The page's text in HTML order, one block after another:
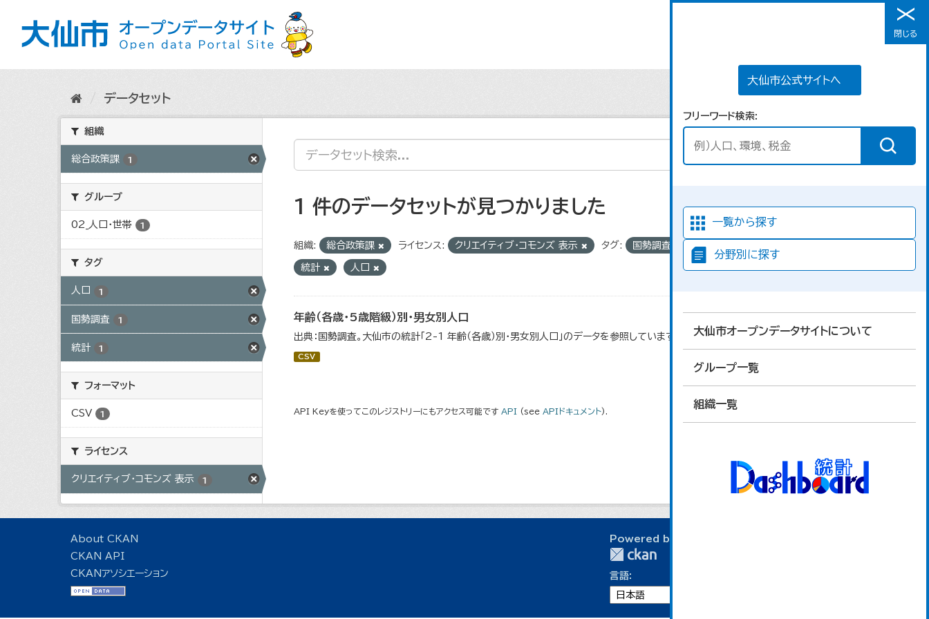
メニュー
大仙市公式サイトへ
フリーワード検索
一覧から探す
分野別に探す
大仙市オープンデータサイトについて
グループ一覧
組織一覧
閉じる
データセット
組織
総合政策課 1
グループ
02_人口・世帯 1
タグ
人口 1
国勢調査 1
統計 1
フォーマット
CSV 1
ライセンス
クリエイティブ・コモンズ 表示 1
1 件のデータセットが見つかりました
組織: 総合政策課 ライセンス: クリエイティブ・コモンズ 表示 タグ: 国勢調査
統計 人口
年齢（各歳・5歳階級）別・男女別人口
出典：国勢調査。大仙市の統計「2-1 年齢（各歳）別・男女別人口」のデータを参照しています。
CSV
API Keyを使ってこのレジストリーにもアクセス可能です API (see APIドキュメント).
About CKAN
CKAN API
CKANアソシエーション
Powered by
言語